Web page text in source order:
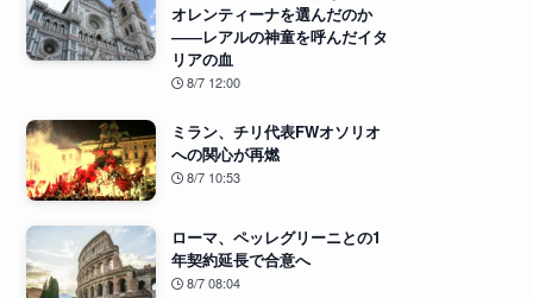
オレンティーナを選んだのか
――レアルの神童を呼んだイタ
リアの血
8/7 12:00
ミラン、チリ代表FWオソリオ
への関心が再燃
8/7 10:53
ローマ、ペッレグリーニとの1
年契約延長で合意へ
8/7 08:04